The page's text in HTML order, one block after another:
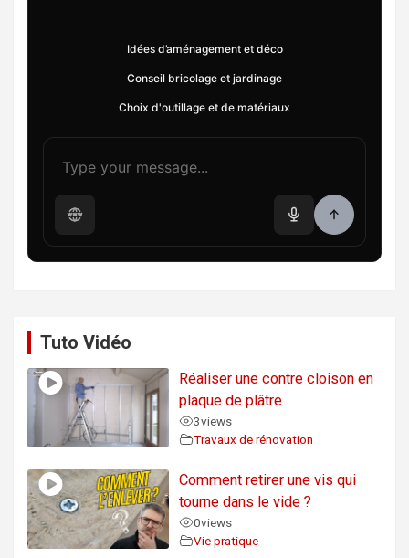
Idées d’aménagement et déco
Conseil bricolage et jardinage
Choix d'outillage et de matériaux
Tuto Vidéo
Réaliser une contre cloison en
plaque de plâtre
3views
Travaux de rénovation
Comment retirer une vis qui
tourne dans le vide ?
0views
Vie pratique